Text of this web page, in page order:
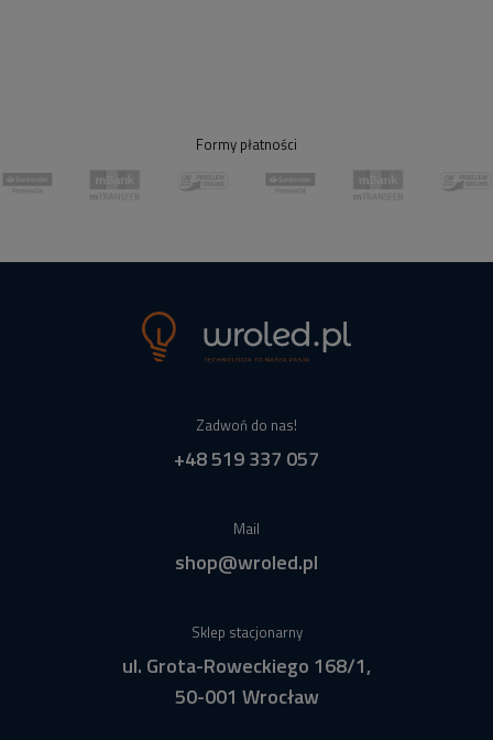
Formy płatności
Zadwoń do nas!
+48 519 337 057
Mail
shop@wroled.pl
Sklep stacjonarny
ul. Grota-Roweckiego 168/1,
50-001 Wrocław